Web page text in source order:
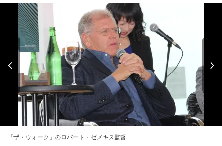
『ザ・ウォーク』のロバート・ゼメキス監督